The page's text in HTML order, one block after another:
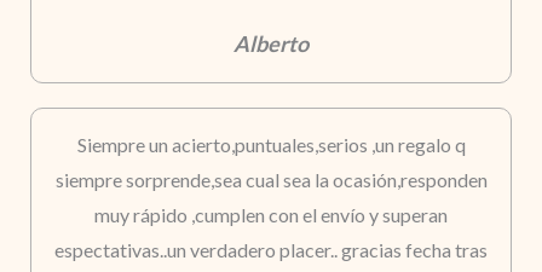
Alberto
Siempre un acierto,puntuales,serios ,un regalo q
siempre sorprende,sea cual sea la ocasión,responden
muy rápido ,cumplen con el envío y superan
espectativas..un verdadero placer.. gracias fecha tras